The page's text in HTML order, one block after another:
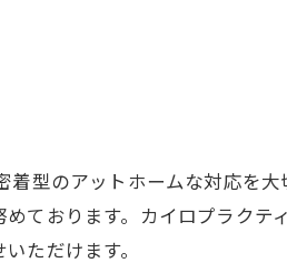
型のアットホームな対応を
ております。カイロプラク
ただけます。